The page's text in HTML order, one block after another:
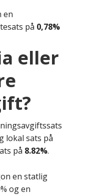
en
på 0,78%
eller
lokal sats på
på 8.82%.
en statlig
og en